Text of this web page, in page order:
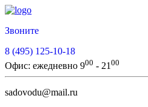
Звоните
8 (495) 125-10-18
Офис: ежедневно 900 - 21 00
sadovodu@mail.ru